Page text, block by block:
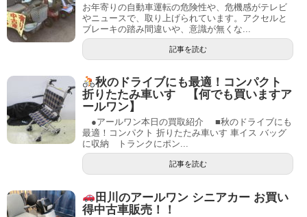
お年寄りの自動車運転の危険性や、危機感がテレビ
やニュースで、取り上げられています。アクセルと
ブレーキの踏み間違いや、意識が無くな...
記事を読む
秋のドライブにも最適！コンパクト
折りたたみ車いす 【何でも買いますア
ールワン】
●アールワン本日の買取紹介 ■秋のドライブにも
最適！コンパクト 折りたたみ車いす 車イス バッグ
に収納 トランクにポン...
記事を読む
田川のアールワン シニアカー お買い
得中古車販売！！